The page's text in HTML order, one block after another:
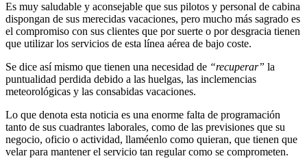
Es muy saludable y aconsejable que sus pilotos y personal de cabina
dispongan de sus merecidas vacaciones, pero mucho más sagrado es
el compromiso con sus clientes que por suerte o por desgracia tienen
que utilizar los servicios de esta línea aérea de bajo coste.
Se dice así mismo que tienen una necesidad de “recuperar” la
puntualidad perdida debido a las huelgas, las inclemencias
meteorológicas y las consabidas vacaciones.
Lo que denota esta noticia es una enorme falta de programación
tanto de sus cuadrantes laborales, como de las previsiones que su
negocio, oficio o actividad, llaméenlo como quieran, que tienen que
velar para mantener el servicio tan regular como se comprometen.